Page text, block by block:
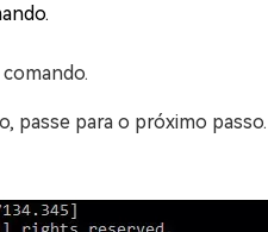
passe para o próximo passo.